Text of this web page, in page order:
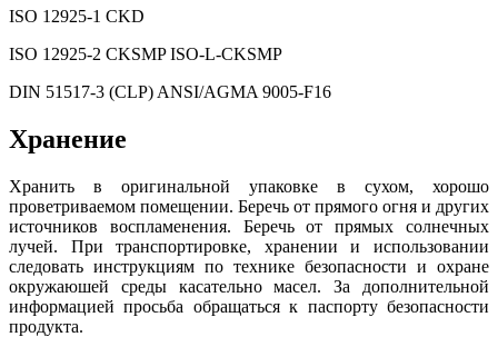
ISO 12925-1 CKD
ISO 12925-2 CKSMP ISO-L-CKSMP
DIN 51517-3 (CLP) ANSI/AGMA 9005-F16
Хранение
Хранить в оригинальной упаковке в сухом, хорошо
проветриваемом помещении. Беречь от прямого огня и других
источников воспламенения. Беречь от прямых солнечных
лучей. При транспортировке, хранении и использовании
следовать инструкциям по технике безопасности и охране
окружаюшей среды касательно масел. За дополнительной
информацией просьба обращаться к паспорту безопасности
продукта.